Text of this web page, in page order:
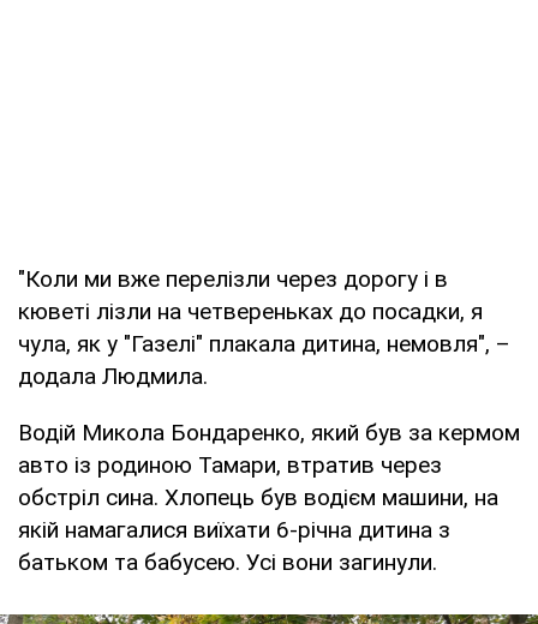
"Коли ми вже перелізли через дорогу і в
кюветі лізли на четвереньках до посадки, я
чула, як у "Газелі" плакала дитина, немовля", –
додала Людмила.
Водій Микола Бондаренко, який був за кермом
авто із родиною Тамари, втратив через
обстріл сина. Хлопець був водієм машини, на
якій намагалися виїхати 6-річна дитина з
батьком та бабусею. Усі вони загинули.